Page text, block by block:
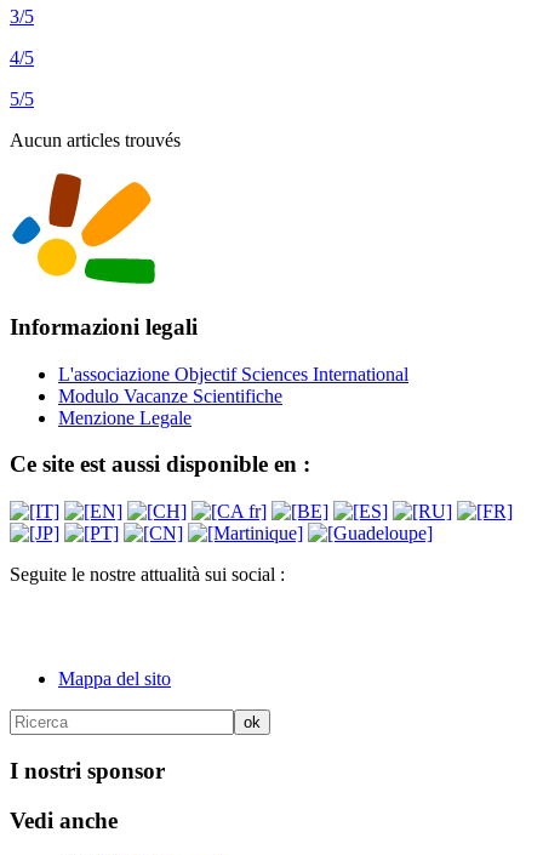
3/5
4/5
5/5
Aucun articles trouvés
Informazioni legali
L'associazione Objectif Sciences International
Modulo Vacanze Scientifiche
Menzione Legale
Ce site est aussi disponible en :
Seguite le nostre attualità sui social :
Mappa del sito
I nostri sponsor
Vedi anche